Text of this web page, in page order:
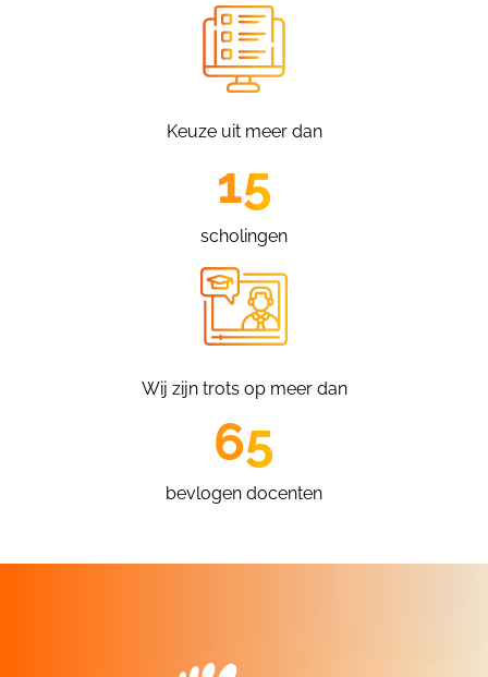
Keuze uit meer dan
15
scholingen
Wij zijn trots op meer dan
65
bevlogen docenten